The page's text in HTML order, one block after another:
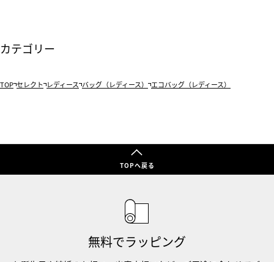
カテゴリー
TOP セレクト レディース バッグ（レディース） エコバッグ（レディース）
TOPへ戻る
無料でラッピング